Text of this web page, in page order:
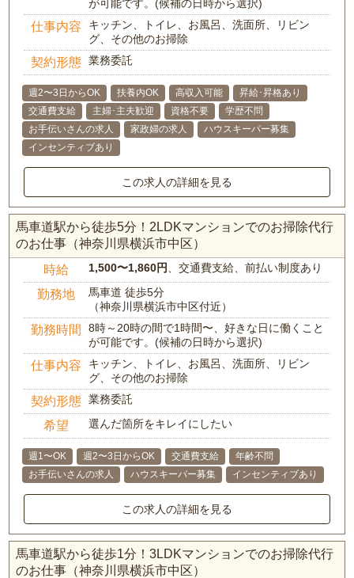
が可能です。(候補の日時から選択)
仕事内容
キッチン、トイレ、お風呂、洗面所、リビン
グ、その他のお掃除
契約形態 業務委託
週2〜3日からOK 扶養内OK 高収入可能
昇給･昇格あり
交通費支給
主婦･主夫歓迎 資格不要
学歴不問
お手伝いさんの求人
家政婦の求人
ハウスキーパー募集
インセンティブあり
この求人の詳細を見る
馬車道駅から徒歩5分！2LDKマンションでのお掃除代行
のお仕事（神奈川県横浜市中区）
時給 1,500〜1,860円 、交通費支給、前払い制度あり
勤務地
馬車道 徒歩5分
（神奈川県横浜市中区付近）
勤務時間
8時～20時の間で1時間〜、好きな日に働くこと
が可能です。(候補の日時から選択)
仕事内容
キッチン、トイレ、お風呂、洗面所、リビン
グ、その他のお掃除
契約形態 業務委託
希望 選んだ箇所をキレイにしたい
週1〜OK 週2〜3日からOK 交通費支給
年齢不問
お手伝いさんの求人
ハウスキーパー募集 インセンティブあり
この求人の詳細を見る
馬車道駅から徒歩1分！3LDKマンションでのお掃除代行
のお仕事（神奈川県横浜市中区）